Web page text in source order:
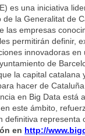
es una iniciativa
la Generalitat de
las empresas
permitirán definir,
innovadoras
de
la capital catalana
hacer de
en Big Data está
este ámbito,
en http://